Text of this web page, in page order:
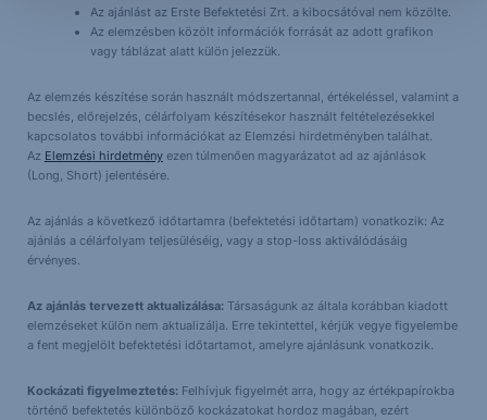
Az ajánlást az Erste Befektetési Zrt. a kibocsátóval nem közölte.
Az elemzésben közölt információk forrását az adott grafikon
vagy táblázat alatt külön jelezzük.
Az elemzés készítése során használt módszertannal, értékeléssel, valamint a
becslés, előrejelzés, célárfolyam készítésekor használt feltételezésekkel
kapcsolatos további információkat az Elemzési hirdetményben találhat.
Az Elemzési hirdetményezen túlmenően magyarázatot ad az ajánlások
(Long, Short) jelentésére.
Az ajánlás a következő időtartamra (befektetési időtartam) vonatkozik: Az
ajánlás a célárfolyam teljesüléséig, vagy a stop-loss aktiválódásáig
érvényes.
Az ajánlás tervezett aktualizálása:Társaságunk az általa korábban kiadott
elemzéseket külön nem aktualizálja. Erre tekintettel, kérjük vegye figyelembe
a fent megjelölt befektetési időtartamot, amelyre ajánlásunk vonatkozik.
Kockázati figyelmeztetés:Felhívjuk figyelmét arra, hogy az értékpapírokba
történő befektetés különböző kockázatokat hordoz magában, ezért